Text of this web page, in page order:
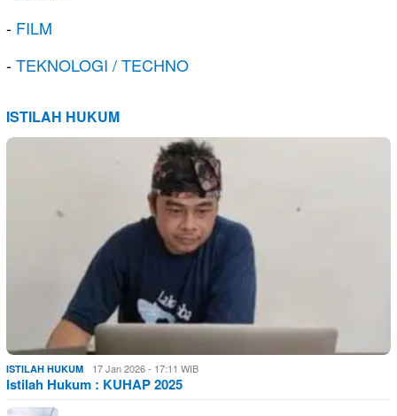
- FILM
-TEKNOLOGI / TECHNO
ISTILAH HUKUM
ISTILAH HUKUM 17 Jan 2026 - 17:11 WIB
Istilah Hukum : KUHAP 2025